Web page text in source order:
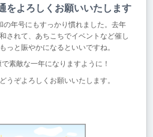
をよろしくお願いいたします
年号にもすっかり慣れました。去年
されて、あちこちでイベントなど催し
っと賑やかになるといいですね。
素敵な一年になりますように！
うぞよろしくお願いいたします。